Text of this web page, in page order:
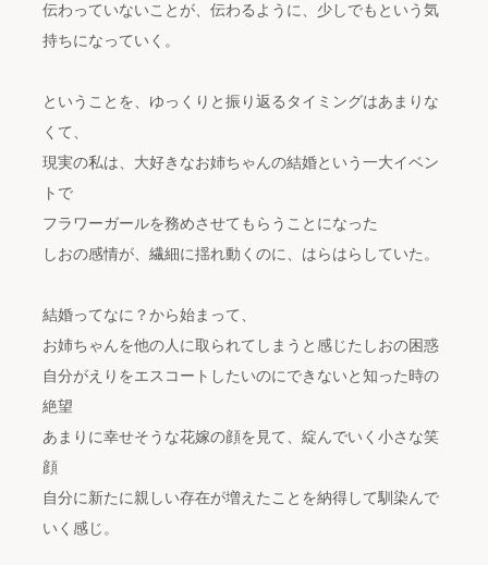
伝わっていないことが、伝わるように、少しでもという気
持ちになっていく。
ということを、ゆっくりと振り返るタイミングはあまりな
くて、
現実の私は、大好きなお姉ちゃんの結婚という一大イベン
トで
フラワーガールを務めさせてもらうことになった
しおの感情が、繊細に揺れ動くのに、はらはらしていた。
結婚ってなに？から始まって、
お姉ちゃんを他の人に取られてしまうと感じたしおの困惑
自分がえりをエスコートしたいのにできないと知った時の
絶望
あまりに幸せそうな花嫁の顔を見て、綻んでいく小さな笑
顔
自分に新たに親しい存在が増えたことを納得して馴染んで
いく感じ。